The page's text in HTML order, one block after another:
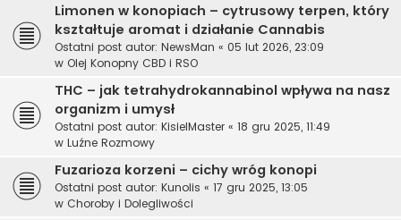
Limonen w konopiach – cytrusowy terpen, który
kształtuje aromat i działanie Cannabis
Ostatni post autor: NewsMan « 05 lut 2026, 23:09
w Olej Konopny CBD i RSO
THC – jak tetrahydrokannabinol wpływa na nasz
organizm i umysł
Ostatni post autor: KisielMaster « 18 gru 2025, 11:49
w Luźne Rozmowy
Fuzarioza korzeni – cichy wróg konopi
Ostatni post autor: Kunolis « 17 gru 2025, 13:05
w Choroby i Dolegliwości